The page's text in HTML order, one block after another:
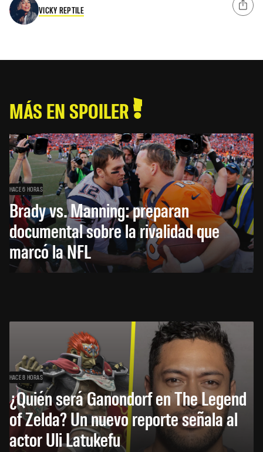
VICKY REPTILE
MÁS EN SPOILER
HACE 6 HORAS
Brady vs. Manning: preparan
documental sobre la rivalidad que
marcó la NFL
HACE 8 HORAS
¿Quién será Ganondorf en The Legend
of Zelda? Un nuevo reporte señala al
actor Uli Latukefu